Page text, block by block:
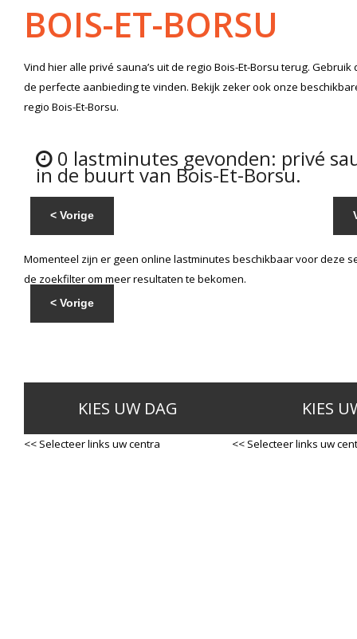
BOIS-ET-BORSU
Vind hier alle privé sauna’s uit de regio Bois-Et-Borsuterug. Gebruik
de perfecte aanbieding te vinden. Bekijk zeker ook onze
regio Bois-Et-Borsu.
0 lastminutes gevonden: privé
in de buurt van Bois-Et-Borsu.
< Vorige
Momenteel zijn er geen online lastminutes beschikbaar voor deze
de zoekfilter om meer resultaten te bekomen.
< Vorige
KIES UW DAG
<< Selecteer links uw centra
KIES
<< Selecteer links uw